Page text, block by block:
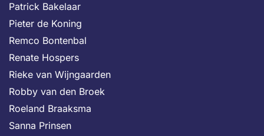
Patrick Bakelaar
Pieter de Koning
Remco Bontenbal
Renate Hospers
Rieke van Wijngaarden
Robby van den Broek
Roeland Braaksma
Sanna Prinsen